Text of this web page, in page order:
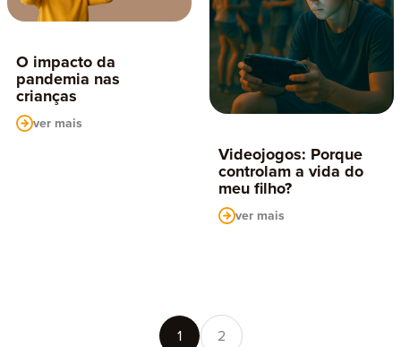
O impacto da
pandemia nas
crianças
ver mais
Videojogos: Porque
controlam a vida do
meu filho?
ver mais
1 2